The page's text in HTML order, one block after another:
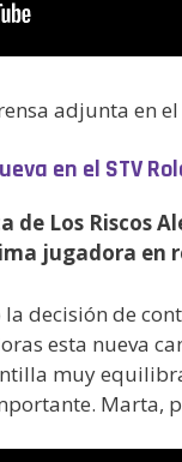
adjunta en
en el STV
de Los Riscos
jugadora en
decisión de
esta nueva
muy
Marta,